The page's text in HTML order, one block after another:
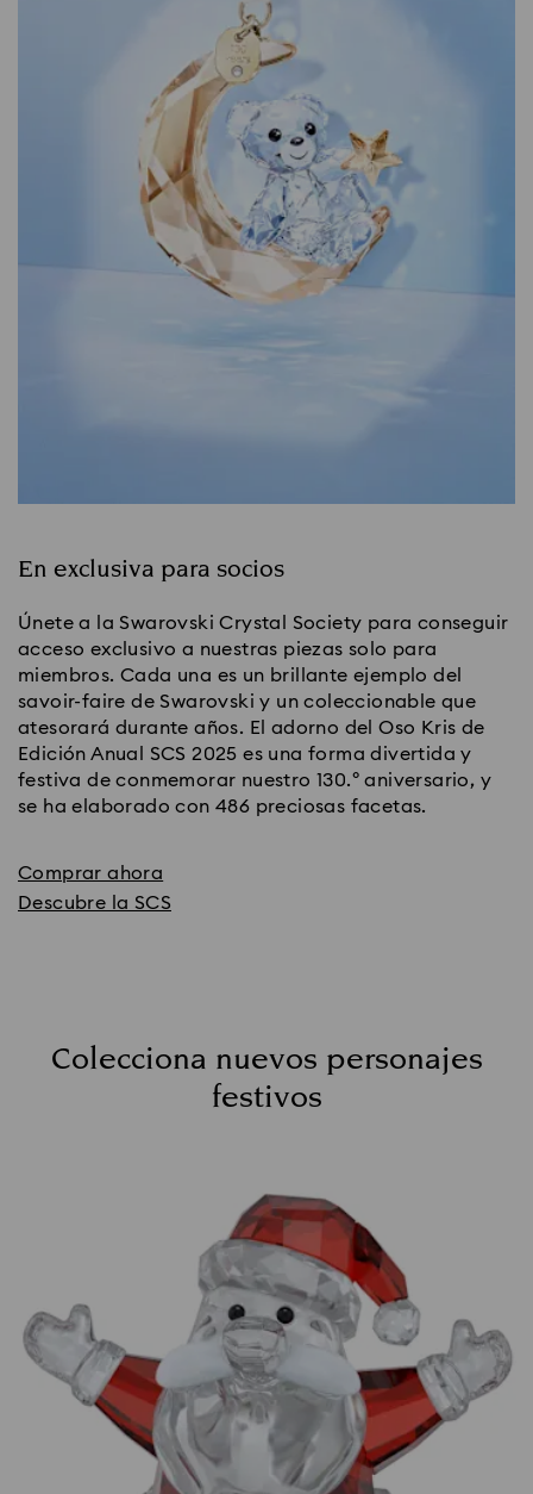
En exclusiva para socios
Únete a la Swarovski Crystal Society para conseguir
acceso exclusivo a nuestras piezas solo para
miembros. Cada una es un brillante ejemplo del
savoir-faire de Swarovski y un coleccionable que
atesorará durante años. El adorno del Oso Kris de
Edición Anual SCS 2025 es una forma divertida y
festiva de conmemorar nuestro 130.º aniversario, y
se ha elaborado con 486 preciosas facetas.
Comprar ahora
Descubre la SCS
Colecciona nuevos personajes
festivos